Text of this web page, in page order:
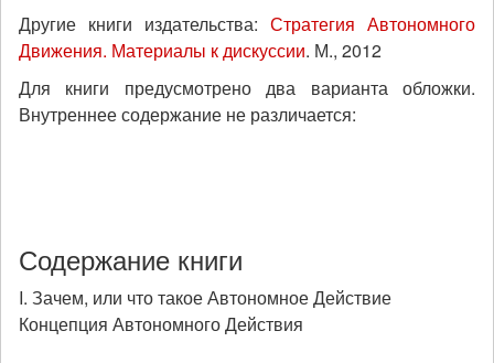
Другие книги издательства: Стратегия Автономного
Движения. Материалы к дискуссии. М., 2012
Для книги предусмотрено два варианта обложки.
Внутреннее содержание не различается:
Содержание книги
I. Зачем, или что такое Автономное Действие
Концепция Автономного Действия